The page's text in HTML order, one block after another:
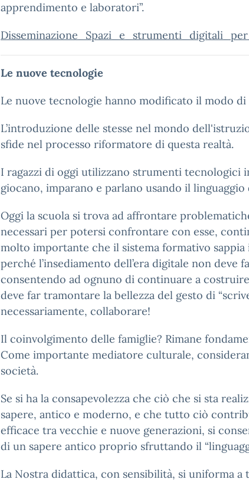
apprendimento e laboratori”.
Le nuove tecnologie
Le nuove tecnologie hanno modificato il modo
L’introduzione delle stesse nel mondo
sfide nel processo riformatore di questa realtà.
I ragazzi di oggi utilizzano strumenti tecnologici
giocano, imparano e parlano usando il linguaggio
Oggi la scuola si trova ad affrontare
necessari per potersi confrontare con esse,
molto importante che il sistema formativo
perché l’insediamento dell’era digitale non deve
consentendo ad ognuno di continuare a
deve far tramontare la bellezza del gesto di
necessariamente, collaborare!
Il coinvolgimento delle famiglie? Rimane
Come importante mediatore culturale,
società.
Se si ha la consapevolezza che ciò che si sta
sapere, antico e moderno, e che tutto ciò
efficace tra vecchie e nuove generazioni, si
di un sapere antico proprio sfruttando il
La Nostra didattica, con sensibilità, si uniforma a